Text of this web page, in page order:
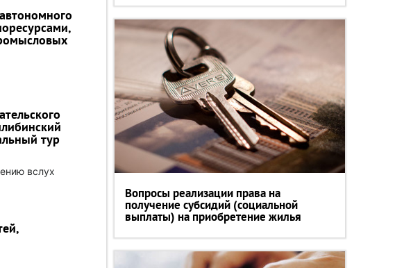
тур
вслух
Вопросы реализации права на
получение субсидий (социальной
выплаты) на приобретение жилья